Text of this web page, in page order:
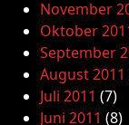
November
Oktober
September
August 2011
Juli 2011 (7)
Juni 2011 (8)